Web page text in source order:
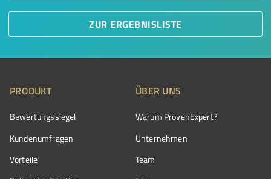
ZUR ERGEBNISLISTE
PRODUKT
Bewertungssiegel
Kundenumfragen
Vorteile
ÜBER UNS
Warum ProvenExpert?
Unternehmen
Team